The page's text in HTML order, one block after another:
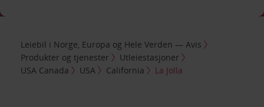
Leiebil i Norge, Europa og Hele Verden — Avis
Produkter og tjenester
Utleiestasjoner
USA Canada
USA California La Jolla